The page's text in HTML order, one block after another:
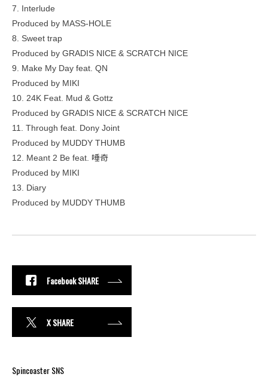
7. Interlude
Produced by MASS-HOLE
8. Sweet trap
Produced by GRADIS NICE & SCRATCH NICE
9. Make My Day feat. QN
Produced by MIKI
10. 24K Feat. Mud & Gottz
Produced by GRADIS NICE & SCRATCH NICE
11. Through feat. Dony Joint
Produced by MUDDY THUMB
12. Meant 2 Be feat. 唾奇
Produced by MIKI
13. Diary
Produced by MUDDY THUMB
Facebook SHARE
X SHARE
Spincoaster SNS